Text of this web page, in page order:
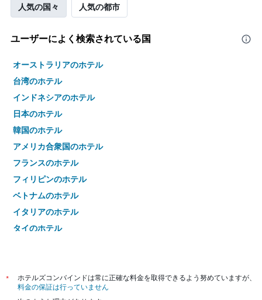
人気の国々 人気の都市
ユーザーによく検索されている国
オーストラリアのホテル
台湾のホテル
インドネシアのホテル
日本のホテル
韓国のホテル
アメリカ合衆国のホテル
フランスのホテル
フィリピンのホテル
ベトナムのホテル
イタリアのホテル
タイのホテル
*
ホテルズコンバインドは常に正確な料金を取得できるよう努めていますが、
料金の保証は行っていません